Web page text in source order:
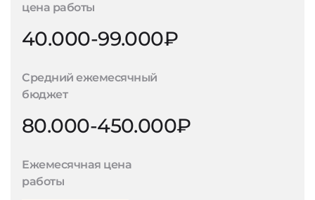
цена работы
40.000-99.000₽
Средний ежемесячный
бюджет
80.000-450.000₽
Ежемесячная цена
работы